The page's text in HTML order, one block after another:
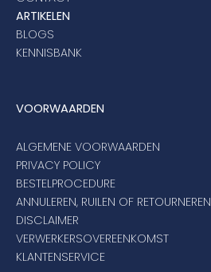
ARTIKELEN
BLOGS
KENNISBANK
VOORWAARDEN
ALGEMENE VOORWAARDEN
PRIVACY POLICY
BESTELPROCEDURE
ANNULEREN, RUILEN OF RETOURNEREN
DISCLAIMER
VERWERKERSOVEREENKOMST
KLANTENSERVICE